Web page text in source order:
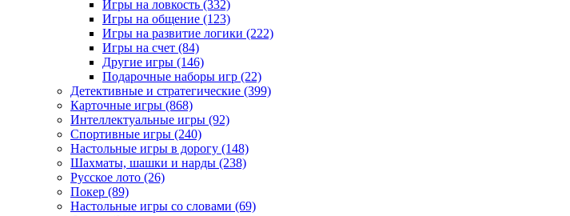
Игры на ловкость (332)
Игры на общение (123)
Игры на развитие логики (222)
Игры на счет (84)
Другие игры (146)
Подарочные наборы игр (22)
Детективные и стратегические (399)
Карточные игры (868)
Интеллектуальные игры (92)
Спортивные игры (240)
Настольные игры в дорогу (148)
Шахматы, шашки и нарды (238)
Русское лото (26)
Покер (89)
Настольные игры со словами (69)